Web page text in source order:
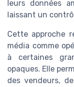
leurs données
laissant un
Cette approche
média comme
à certaines
opaques. Elle
des vendeurs,